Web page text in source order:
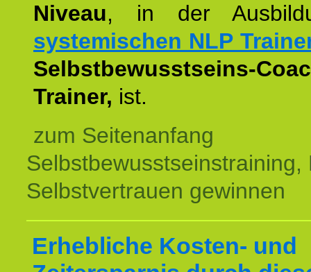
Niveau, in der
systemischen NLP
Selbstbewusstseins-
Trainer, ist.
zum Seitenanfang
Selbstbewusstseinstraining,
Selbstvertrauen gewinnen
Erhebliche Kosten- und